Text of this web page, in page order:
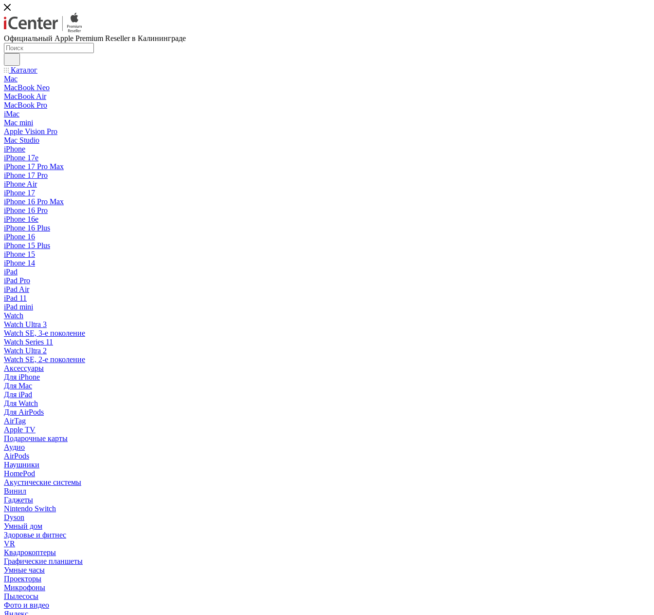
Официальный Apple Premium Reseller в Калининграде
Каталог
Mac
MacBook Neo
MacBook Air
MacBook Pro
iMac
Mac mini
Apple Vision Pro
Mac Studio
iPhone
iPhone 17e
iPhone 17 Pro Max
iPhone 17 Pro
iPhone Air
iPhone 17
iPhone 16 Pro Max
iPhone 16 Pro
iPhone 16e
iPhone 16 Plus
iPhone 16
iPhone 15 Plus
iPhone 15
iPhone 14
iPad
iPad Pro
iPad Air
iPad 11
iPad mini
Watch
Watch Ultra 3
Watch SE, 3-е поколение
Watch Series 11
Watch Ultra 2
Watch SE, 2-е поколение
Аксессуары
Для iPhone
Для Mac
Для iPad
Для Watch
Для AirPods
AirTag
Apple TV
Подарочные карты
Аудио
AirPods
Наушники
HomePod
Акустические системы
Винил
Гаджеты
Nintendo Switch
Dyson
Умный дом
Здоровье и фитнес
VR
Квадрокоптеры
Графические планшеты
Умные часы
Проекторы
Микрофоны
Пылесосы
Фото и видео